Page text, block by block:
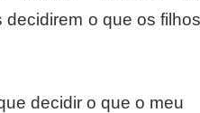
decidirem o que os filhos
decidir o que o meu